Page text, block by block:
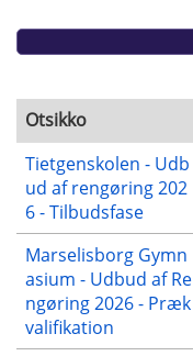
Otsikko
Tietgenskolen - Udb
ud af rengøring 202
6 - Tilbudsfase
Marselisborg Gymn
asium - Udbud af Re
ngøring 2026 - Præk
valifikation